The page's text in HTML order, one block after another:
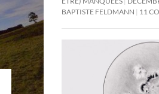
BAPTISTE FELDMANN
11